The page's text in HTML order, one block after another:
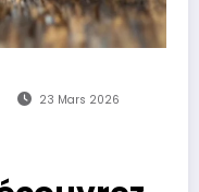
23 Mars 2026